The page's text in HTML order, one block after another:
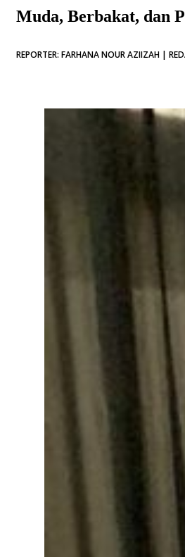
Muda, Berbakat, dan
REPORTER: FARHANA NOUR AZIIZAH |